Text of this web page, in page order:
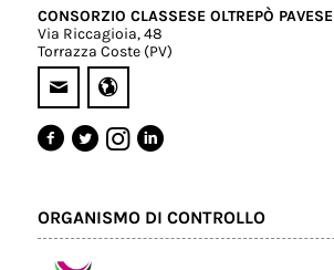
CONSORZIO CLASSESE OLTREPÒ PAVESE
Via Riccagioia, 48
Torrazza Coste (PV)
ORGANISMO DI CONTROLLO